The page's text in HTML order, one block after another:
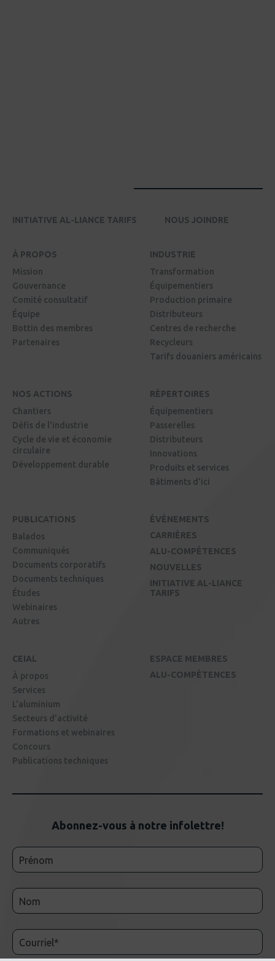
INITIATIVE AL-LIANCE TARIFS NOUS JOINDRE
À PROPOS
Mission
Gouvernance
Comité consultatif
Équipe
Bottin des membres
Partenaires
INDUSTRIE
Transformation
Équipementiers
Production primaire
Distributeurs
Centres de recherche
Recycleurs
Tarifs douaniers américains
NOS ACTIONS
Chantiers
Défis de l'industrie
Cycle de vie et économie
circulaire
Développement durable
RÉPERTOIRES
Équipementiers
Passerelles
Distributeurs
Innovations
Produits et services
Bâtiments d'ici
PUBLICATIONS
Balados
Communiqués
Documents corporatifs
Documents techniques
Études
Webinaires
Autres
ÉVÉNEMENTS
CARRIÈRES
ALU-COMPÉTENCES
NOUVELLES
INITIATIVE AL-LIANCE
TARIFS
CEIAL
À propos
Services
L'aluminium
Secteurs d'activité
Formations et webinaires
Concours
Publications techniques
ESPACE MEMBRES
ALU-COMPÉTENCES
Abonnez-vous à notre infolettre!